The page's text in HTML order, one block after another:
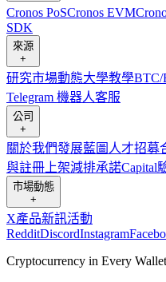
Cronos PoSCronos EVM
SDK
來源
+
研究市場動態大學教學BTC/
Telegram 機器人客服
公司
+
關於我們發展藍圖 人才招募
與註冊 上架減排承諾Capital
市場動態
+
X產品新訊活動
RedditDiscordInstagram
Cryptocurrency in Every